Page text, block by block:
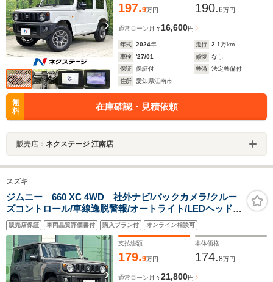
197.9万円 190.6万円
通常ローン 月々 16,600円
年式 2024年 走行 2.1万km
車検
'27/01 修復
なし
保証
保証付 整備
法定整備付
住所
愛知県江南市
無
料
在庫確認・見積依頼
販売店： ネクステージ 江南店
スズキ
ジムニー 660 XC 4WD 社外ナビ/バックカメラ/クルー
ズコントロール/車線逸脱警報/オートライト/LEDヘッドラ
イト/ETC/前席シートヒーター/純正アルミホイール/プッ
シュスタート/スマートキー
販売店保証 車両品質評価書付 購入プラン付 オンライン相談可
支払総額
179.9万円
本体価格
174.8万円
通常ローン 月々21,800円